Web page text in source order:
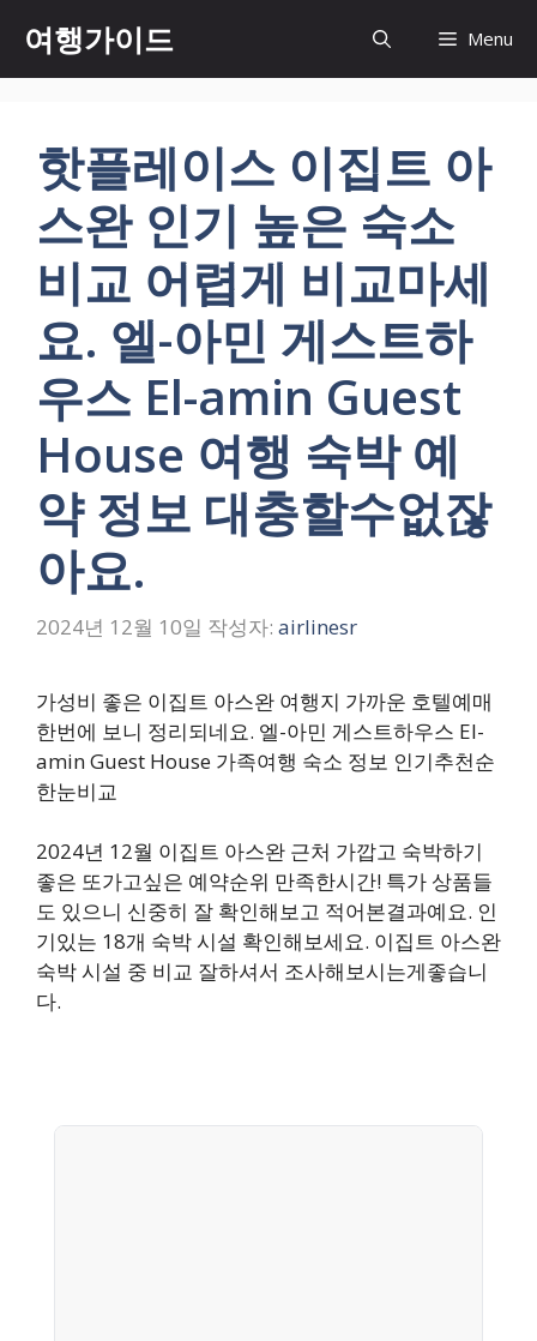
츠
여행가이드 Menu
핫플레이스 이집트 아
스완 인기 높은 숙소
비교 어렵게 비교마세
요. 엘-아민 게스트하
우스 El-amin Guest
House 여행 숙박 예
약 정보 대충할수없잖
아요.
2024년 12월 10일 작성자: airlinesr
가성비 좋은 이집트 아스완 여행지 가까운 호텔예매
한번에 보니 정리되네요. 엘-아민 게스트하우스 El-
amin Guest House 가족여행 숙소 정보 인기추천순
한눈비교
2024년 12월 이집트 아스완 근처 가깝고 숙박하기
좋은 또가고싶은 예약순위 만족한시간! 특가 상품들
도 있으니 신중히 잘 확인해보고 적어본결과예요. 인
기있는 18개 숙박 시설 확인해보세요. 이집트 아스완
숙박 시설 중 비교 잘하셔서 조사해보시는게좋습니
다.